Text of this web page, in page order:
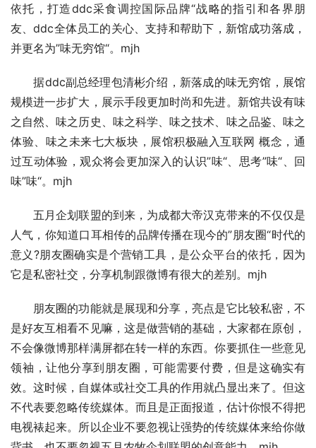
依托，打造ddc采食调控国际品牌“战略的指引和各界朋
友、ddc全体员工的关心、支持和帮助下，新馆成功落成，
并更名为”味无穷馆“。mjh
据ddc副总经理包清彬介绍，新落成的味无穷馆，展馆
规模进一步扩大，展示手段更加时尚和先进。新馆共设有味
之自然、味之历史、味之科学、味之技术、味之品鉴、味之
体验、味之未来七大板块，展馆积极融入互联网 概念，通
过互动体验，观众将会更加深入的认识”味“、思考”味“、回
味”味“。mjh
五月企划联盟的到来，为成都大帝汉克带来的不仅仅是
人气，你知道口耳相传的品牌传播在现今的”朋友圈“时代的
意义?朋友圈确实是个营销工具，是公众平台的依托，因为
它是私密社交，分享机制跟微博有很大的差别。mjh
朋友圈的功能就是展现和分享，亮点是它比较私密，不
是好友互相看不见嘛，这是做营销的基础，大家都在原创，
不会像微博那样满屏都在转一样的东西。你要抓住一些意见
领袖，让他分享到朋友圈，可能需要付费，但是这确实有
效。这时候，自媒体或社交工具的作用就凸显出来了。但这
不代表要忽略传统媒体。而且是正面报道，估计你恨不得把
电视裱起来。所以企业不要忽视让强势的传统媒体来给你做